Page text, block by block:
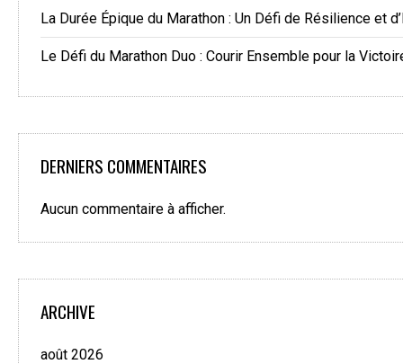
La Durée Épique du Marathon : Un Défi de Résilience et
Le Défi du Marathon Duo : Courir Ensemble pour la
DERNIERS COMMENTAIRES
Aucun commentaire à afficher.
ARCHIVE
août 2026